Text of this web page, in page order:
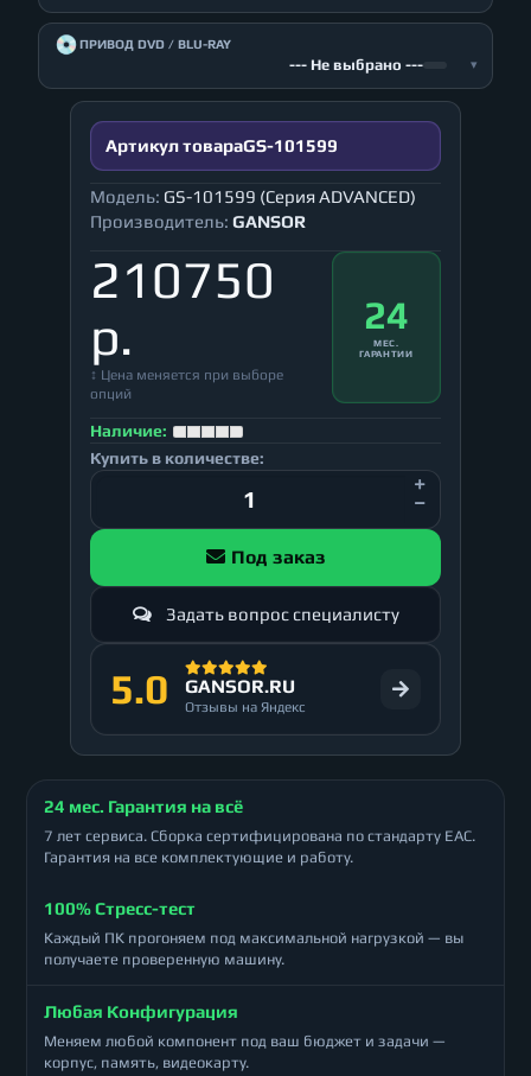
💿ПРИВОД DVD / BLU-RAY
--- Не выбрано --- ▾
Артикул товараGS-101599
Модель: GS-101599 (Серия ADVANCED)
Производитель: GANSOR
210750
р.
↕ Цена меняется при выборе
опций
24
МЕС.
ГАРАНТИИ
Наличие:
Купить в количестве:
Под заказ
Задать вопрос специалисту
5.0 GANSOR.RU
Отзывы на Яндекс
24 мес. Гарантия на всё
7 лет сервиса. Сборка сертифицирована по стандарту ЕАС.
Гарантия на все комплектующие и работу.
100% Стресс-тест
Каждый ПК прогоняем под максимальной нагрузкой — вы
получаете проверенную машину.
Любая Конфигурация
Меняем любой компонент под ваш бюджет и задачи —
корпус, память, видеокарту.